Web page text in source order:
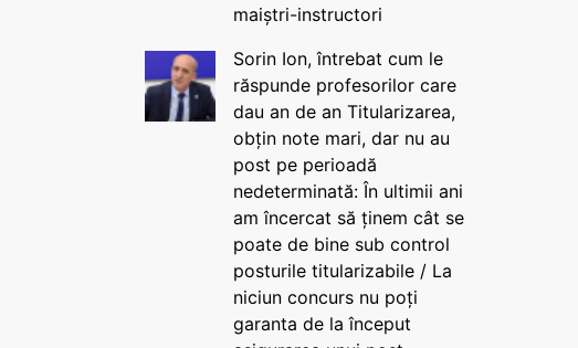
maiștri-instructori
Sorin Ion, întrebat cum le
răspunde profesorilor care
dau an de an Titularizarea,
obțin note mari, dar nu au
post pe perioadă
nedeterminată: În ultimii ani
am încercat să ținem cât se
poate de bine sub control
posturile titularizabile / La
niciun concurs nu poți
garanta de la început